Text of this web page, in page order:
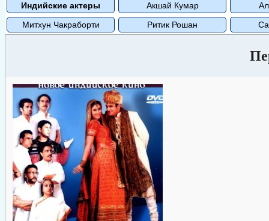
Индийские актеры
Акшай Кумар
Митхун Чакраборти
Ритик Рошан